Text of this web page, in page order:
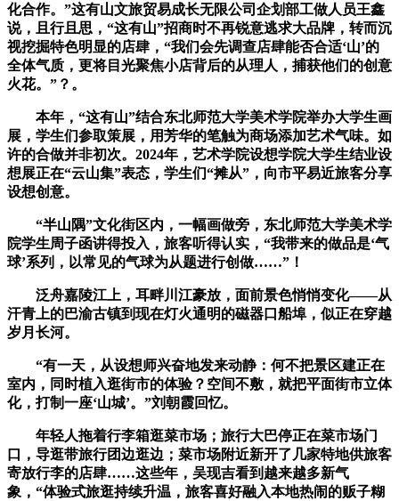
化合作。”这有山文旅贸易成长无限公司企划部工做人员王鑫
说，且行且思，“这有山”招商时不再锐意逃求大品牌，转而沉
视挖掘特色明显的店肆，“我们会先调查店肆能否合适‘山’的
全体气质，更将目光聚焦小店背后的从理人，捕获他们的创意
火花。”？。
本年，“这有山”结合东北师范大学美术学院举办大学生画
展，学生们参取策展，用芳华的笔触为商场添加艺术气味。如
许的合做并非初次。2024年，艺术学院设想学院大学生结业设
想展正在“云山集”表态，学生们“摊从”，向市平易近旅客分享
设想创意。
“半山隅”文化街区内，一幅画做旁，东北师范大学美术学
院学生周子函讲得投入，旅客听得认实，“我带来的做品是‘气
球’系列，以常见的气球为从题进行创做……”！
泛舟嘉陵江上，耳畔川江豪放，面前景色悄悄变化——从
汗青上的巴渝古镇到现在灯火通明的磁器口船埠，似正在穿越
岁月长河。
“有一天，从设想师兴奋地发来动静：何不把景区建正在
室内，同时植入逛街市的体验？空间不敷，就把平面街市立体
化，打制一座‘山城’。”刘朝霞回忆。
年轻人拖着行李箱逛菜市场；旅行大巴停正在菜市场门
口，导逛带旅行团边逛边；菜市场附近新开了几家特地供旅客
寄放行李的店肆……这些年，吴现吉看到越来越多新气
象，“体验式旅逛持续升温，旅客喜好融入本地热闹的贩子糊